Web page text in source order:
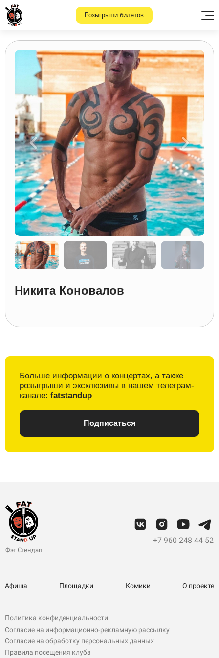
Розыгрыши билетов
Никита Коновалов
Больше информации о концертах, а также
розыгрыши и эксклюзивы в нашем телеграм-
канале: fatstandup
Подписаться
Фэт Стендап
+7 960 248 44 52
Афиша Площадки Комики О проекте
Политика конфиденциальности
Согласие на информационно-рекламную рассылку
Согласие на обработку персональных данных
Правила посещения клуба